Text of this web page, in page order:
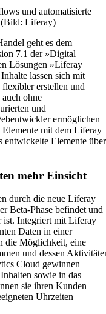
und automatisierte
(Bild: Liferay)
geht es dem
7.1 der »Digital
Lösungen »Liferay
lassen sich mit
erstellen und
ohne
und
ermöglichen
mit dem Liferay
entwickelte Elemente über
mehr Einsicht
durch die neue Liferay
Beta-Phase befindet und
ist. Integriert mit Liferay
Daten in einer
die Möglichkeit, eine
und dessen
Cloud gewinnen
sowie in das
sie ihren Kunden
Uhrzeiten